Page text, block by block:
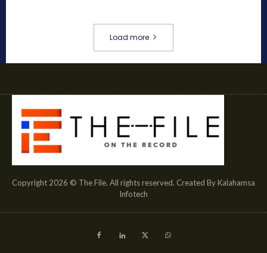
Load more
Copyright 2026 © The File. All rights reserved. Created By Kalahamsa
Infotech